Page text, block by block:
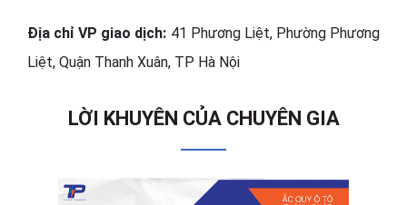
Địa chỉ VP giao dịch: 41 Phương Liệt, Phường Phương
Liệt, Quận Thanh Xuân, TP Hà Nội
LỜI KHUYÊN CỦA CHUYÊN GIA